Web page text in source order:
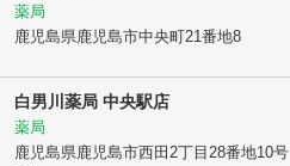
薬局
鹿児島県鹿児島市中央町21番地8
白男川薬局 中央駅店
薬局
鹿児島県鹿児島市西田2丁目28番地10号